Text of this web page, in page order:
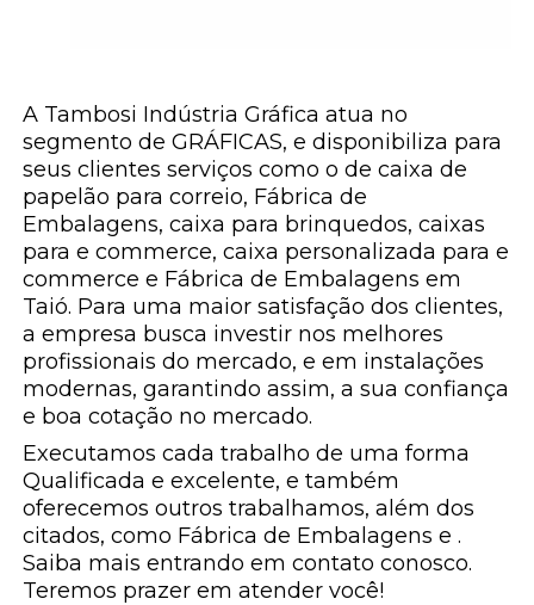
A Tambosi Indústria Gráfica atua no
segmento de GRÁFICAS, e disponibiliza para
seus clientes serviços como o de caixa de
papelão para correio, Fábrica de
Embalagens, caixa para brinquedos, caixas
para e commerce, caixa personalizada para e
commerce e Fábrica de Embalagens em
Taió. Para uma maior satisfação dos clientes,
a empresa busca investir nos melhores
profissionais do mercado, e em instalações
modernas, garantindo assim, a sua confiança
e boa cotação no mercado.
Executamos cada trabalho de uma forma
Qualificada e excelente, e também
oferecemos outros trabalhamos, além dos
citados, como Fábrica de Embalagens e .
Saiba mais entrando em contato conosco.
Teremos prazer em atender você!